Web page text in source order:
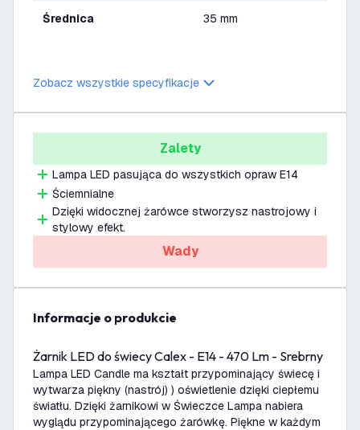
Średnica 35 mm
Zobacz wszystkie specyfikacje
Zalety
Lampa LED pasująca do wszystkich opraw E14
Ściemnialne
Dzięki widocznej żarówce stworzysz nastrojowy i
stylowy efekt.
Wady
informacje o produkcie
Żarnik LED do świecy Calex - E14 - 470 Lm - Srebrny
Lampa LED Candle ma kształt przypominający świecę i
wytwarza piękny (nastrój) ) oświetlenie dzięki ciepłemu
światłu. Dzięki żarnikowi w Świeczce Lampa nabiera
wyglądu przypominającego żarówkę. Piękne w każdym